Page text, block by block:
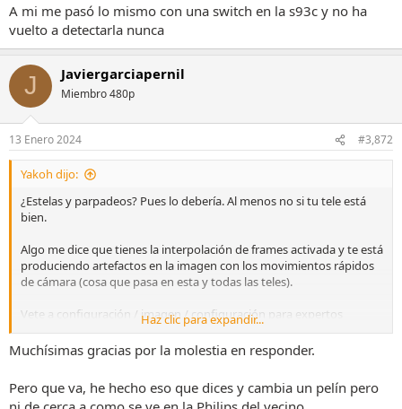
A mi me pasó lo mismo con una switch en la s93c y no ha
vuelto a detectarla nunca
J Javiergarciapernil
Miembro 480p
13 Enero 2024 #3,872
Yakoh dijo:
¿Estelas y parpadeos? Pues lo debería. Al menos no si tu tele está
bien.
Algo me dice que tienes la interpolación de frames activada y te está
produciendo artefactos en la imagen con los movimientos rápidos
de cámara (cosa que pasa en esta y todas las teles).
Vete a configuración / imagen / configuración para expertos
/configuración de la claridad de imagen. Pon la Claridad de Imagen
en desactivado si no lo tienes ya y prueba de nuevo a ver un
partido. Pero vamos, tiempo de respuesta de los pixeles de un
panel OLED es instantáneo así que no debería haber estelas, ni
ghosting ni nada, de nada. Y casi seguro qtw tu tele es mejor que la
Haz clic para expandir...
Muchísimas gracias por la molestia en responder.
Pero que va, he hecho eso que dices y cambia un pelín pero